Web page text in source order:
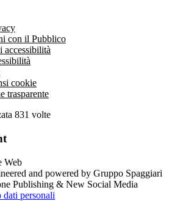
con il Pubblico
accessibilità
cookie
trasparente
831 volte
and powered by Gruppo Spaggiari
Publishing & New Social Media
dati personali